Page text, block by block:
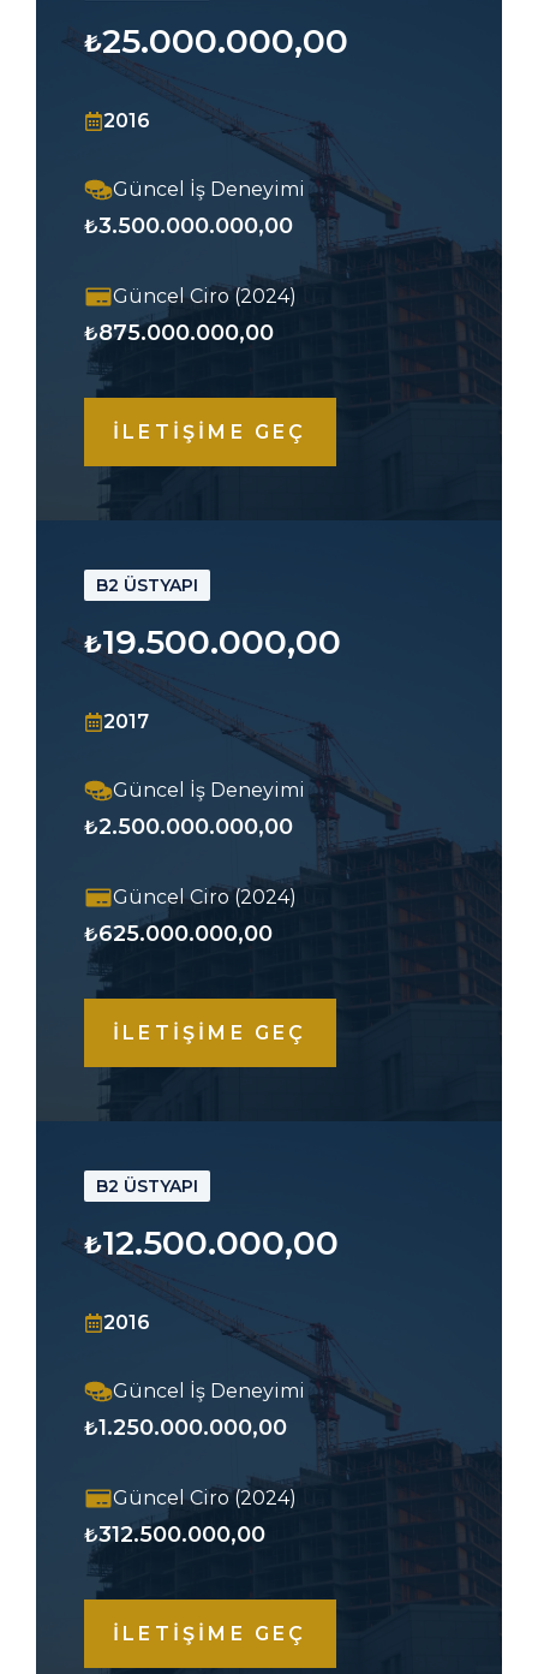
₺25.000.000,00
2016
Güncel İş Deneyimi
₺3.500.000.000,00
Güncel Ciro (2024)
₺875.000.000,00
İLETİŞİME GEÇ
B2 ÜSTYAPI
₺19.500.000,00
2017
Güncel İş Deneyimi
₺2.500.000.000,00
Güncel Ciro (2024)
₺625.000.000,00
İLETİŞİME GEÇ
B2 ÜSTYAPI
₺12.500.000,00
2016
Güncel İş Deneyimi
₺1.250.000.000,00
Güncel Ciro (2024)
₺312.500.000,00
İLETİŞİME GEÇ